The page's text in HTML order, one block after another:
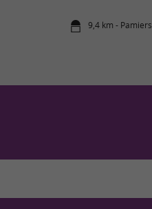
9,4 km - Pamiers